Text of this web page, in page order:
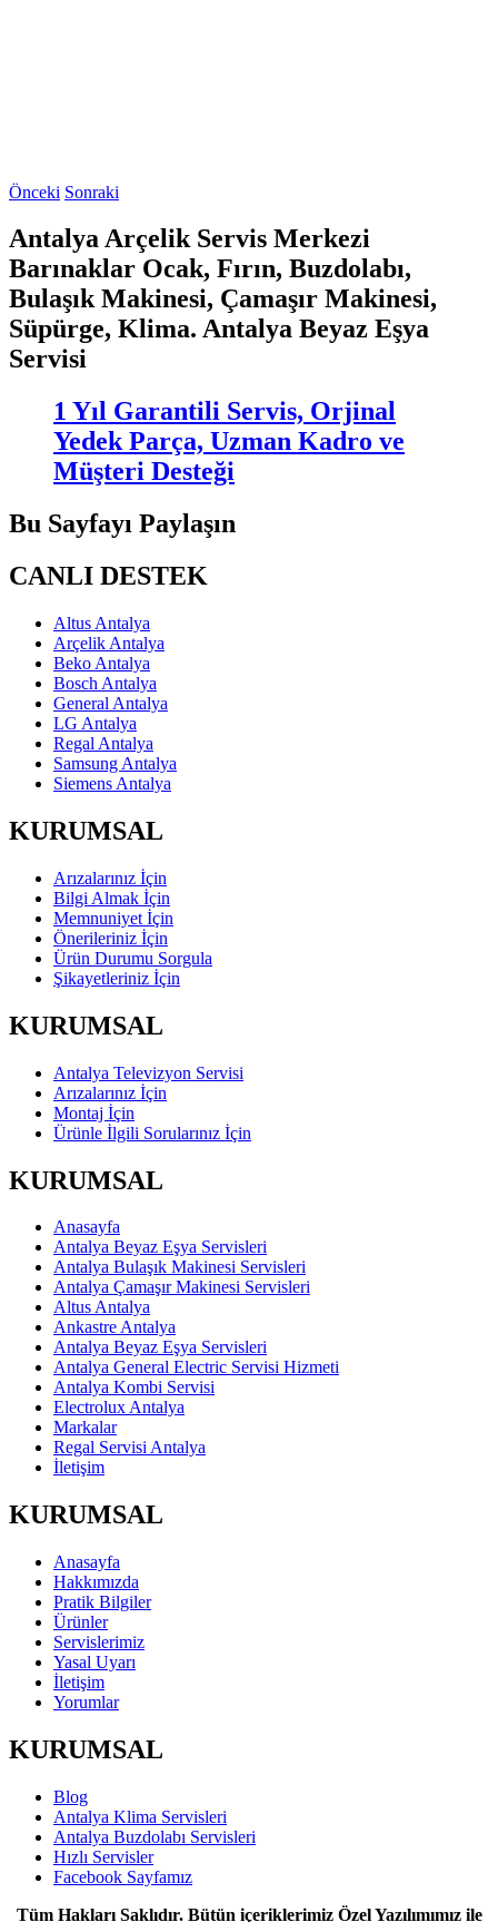
Önceki Sonraki
Antalya Arçelik Servis Merkezi
Barınaklar Ocak, Fırın, Buzdolabı,
Bulaşık Makinesi, Çamaşır Makinesi,
Süpürge, Klima. Antalya Beyaz Eşya
Servisi
1 Yıl Garantili Servis, Orjinal
Yedek Parça, Uzman Kadro ve
Müşteri Desteği
Bu Sayfayı Paylaşın
CANLI DESTEK
Altus Antalya
Arçelik Antalya
Beko Antalya
Bosch Antalya
General Antalya
LG Antalya
Regal Antalya
Samsung Antalya
Siemens Antalya
KURUMSAL
Arızalarınız İçin
Bilgi Almak İçin
Memnuniyet İçin
Önerileriniz İçin
Ürün Durumu Sorgula
Şikayetleriniz İçin
KURUMSAL
Antalya Televizyon Servisi
Arızalarınız İçin
Montaj İçin
Ürünle İlgili Sorularınız İçin
KURUMSAL
Anasayfa
Antalya Beyaz Eşya Servisleri
Antalya Bulaşık Makinesi Servisleri
Antalya Çamaşır Makinesi Servisleri
Altus Antalya
Ankastre Antalya
Antalya Beyaz Eşya Servisleri
Antalya General Electric Servisi Hizmeti
Antalya Kombi Servisi
Electrolux Antalya
Markalar
Regal Servisi Antalya
İletişim
KURUMSAL
Anasayfa
Hakkımızda
Pratik Bilgiler
Ürünler
Servislerimiz
Yasal Uyarı
İletişim
Yorumlar
KURUMSAL
Blog
Antalya Klima Servisleri
Antalya Buzdolabı Servisleri
Hızlı Servisler
Facebook Sayfamız
Tüm Hakları Saklıdır. Bütün içeriklerimiz Özel Yazılımımız ile